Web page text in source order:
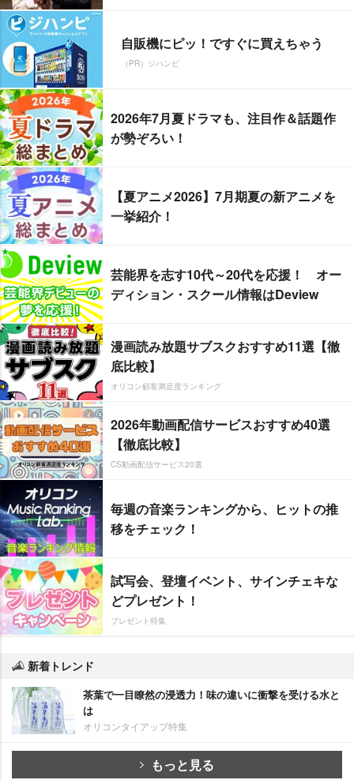
自販機にピッ！ですぐに買えちゃう
（PR）ジハンピ
2026年7月夏ドラマも、注目作＆話題作
が勢ぞろい！
【夏アニメ2026】7月期夏の新アニメを
一挙紹介！
芸能界を志す10代～20代を応援！ オー
ディション・スクール情報はDeview
漫画読み放題サブスクおすすめ11選【徹
底比較】
オリコン顧客満足度ランキング
2026年動画配信サービスおすすめ40選
【徹底比較】
CS動画配信サービス20選
毎週の音楽ランキングから、ヒットの推
移をチェック！
試写会、登壇イベント、サインチェキな
どプレゼント！
プレゼント特集
新着トレンド
茶葉で一目瞭然の浸透力！味の違いに衝撃を受ける水と
は
オリコンタイアップ特集
もっと見る